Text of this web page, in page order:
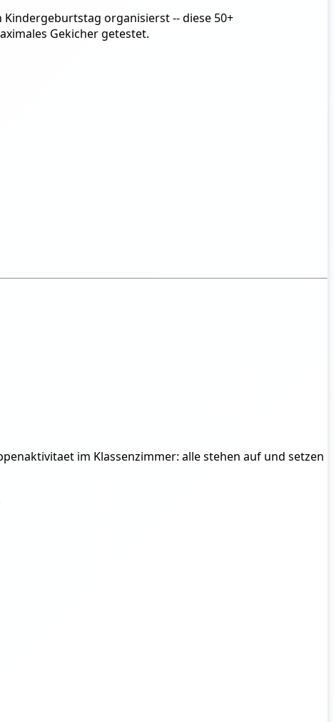
organisierst -- diese 50+
Gekicher getestet.
im Klassenzimmer: alle stehen auf und setzen